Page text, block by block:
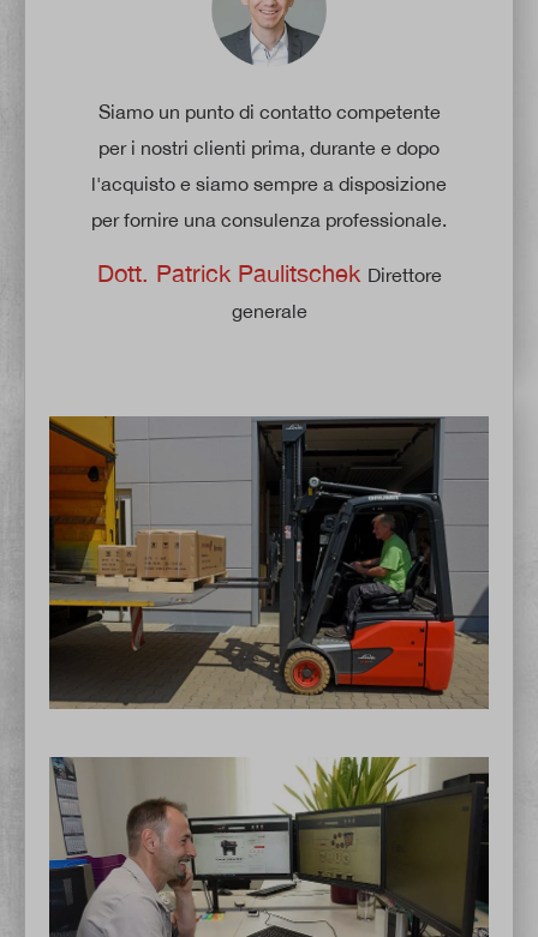
Siamo un punto di contatto competente
per i nostri clienti prima, durante e dopo
l'acquisto e siamo sempre a disposizione
per fornire una consulenza professionale.
Dott. Patrick Paulitschek Direttore
generale